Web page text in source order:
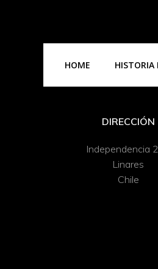
HOME HISTORIA
DIRECCIÓN
Independencia
Linares
Chile